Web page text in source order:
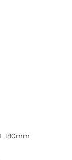
180mm